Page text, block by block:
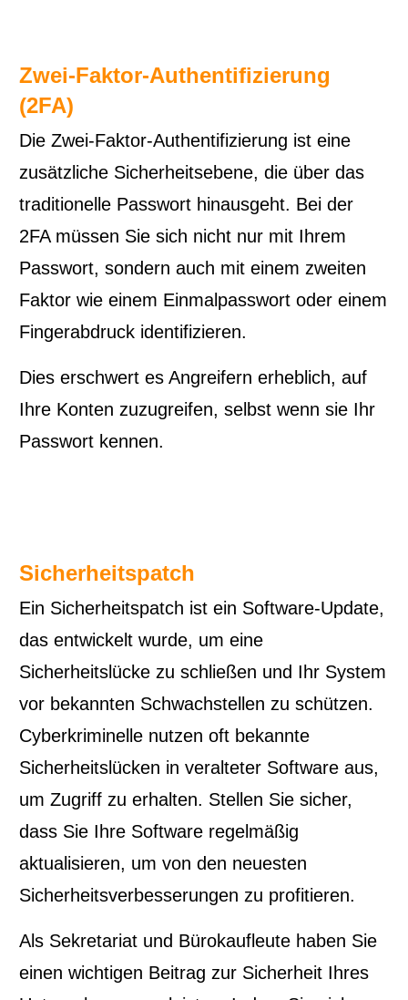
Zwei-Faktor-Authentifizierung
(2FA)
Die Zwei-Faktor-Authentifizierung ist eine
zusätzliche Sicherheitsebene, die über das
traditionelle Passwort hinausgeht. Bei der
2FA müssen Sie sich nicht nur mit Ihrem
Passwort, sondern auch mit einem zweiten
Faktor wie einem Einmalpasswort oder einem
Fingerabdruck identifizieren.
Dies erschwert es Angreifern erheblich, auf
Ihre Konten zuzugreifen, selbst wenn sie Ihr
Passwort kennen.
Sicherheitspatch
Ein Sicherheitspatch ist ein Software-Update,
das entwickelt wurde, um eine
Sicherheitslücke zu schließen und Ihr System
vor bekannten Schwachstellen zu schützen.
Cyberkriminelle nutzen oft bekannte
Sicherheitslücken in veralteter Software aus,
um Zugriff zu erhalten. Stellen Sie sicher,
dass Sie Ihre Software regelmäßig
aktualisieren, um von den neuesten
Sicherheitsverbesserungen zu profitieren.
Als Sekretariat und Bürokaufleute haben Sie
einen wichtigen Beitrag zur Sicherheit Ihres